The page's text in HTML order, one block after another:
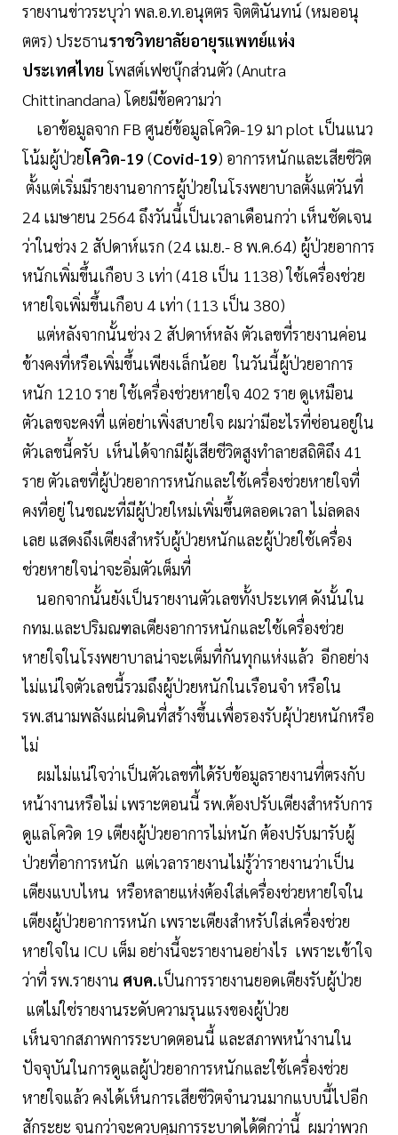
รายงานข่าวระบุว่า พล.อ.ท.อนุตตร จิตตินันทน์ (หมออนุ
ตตร) ประธานราชวิทยาลัยอายุรแพทย์แห่ง
ประเทศไทยโพสต์เฟซบุ๊กส่วนตัว (Anutra
Chittinandana) โดยมีข้อความว่า
เอาข้อมูลจาก FB ศูนย์ข้อมูลโควิด-19 มา plot เป็นแนว
โน้มผู้ป่วยโควิด-19 (Covid-19) อาการหนักและเสียชีวิต
ตั้งแต่เริ่มมีรายงานอาการผู้ป่วยในโรงพยาบาลตั้งแต่วันที่
24 เมษายน 2564 ถึงวันนี้เป็นเวลาเดือนกว่า เห็นชัดเจน
ว่าในช่วง 2 สัปดาห์แรก (24 เม.ย.- 8 พ.ค.64) ผู้ป่วยอาการ
หนักเพิ่มขึ้นเกือบ 3 เท่า (418 เป็น 1138) ใช้เครื่องช่วย
หายใจเพิ่มขึ้นเกือบ 4 เท่า (113 เป็น 380)
แต่หลังจากนั้นช่วง 2 สัปดาห์หลัง ตัวเลขที่รายงานค่อน
ข้างคงที่หรือเพิ่มขึ้นเพียงเล็กน้อย ในวันนี้ผู้ป่วยอาการ
หนัก 1210 ราย ใช้เครื่องช่วยหายใจ 402 ราย ดูเหมือน
ตัวเลขจะคงที่ แต่อย่าเพิ่งสบายใจ ผมว่ามีอะไรที่ซ่อนอยู่ใน
ตัวเลขนี้ครับ เห็นได้จากมีผู้เสียชีวิตสูงทำลายสถิติถึง 41
ราย ตัวเลขที่ผู้ป่วยอาการหนักและใช้เครื่องช่วยหายใจที่
คงที่อยู่ ในขณะที่มีผู้ป่วยใหม่เพิ่มขึ้นตลอดเวลา ไม่ลดลง
เลย แสดงถึงเตียงสำหรับผู้ป่วยหนักและผู้ป่วยใช้เครื่อง
ช่วยหายใจน่าจะอิ่มตัวเต็มที่
นอกจากนั้นยังเป็นรายงานตัวเลขทั้งประเทศ ดังนั้นใน
กทม.และปริมณฑลเตียงอาการหนักและใช้เครื่องช่วย
หายใจในโรงพยาบาลน่าจะเต็มที่กันทุกแห่งแล้ว อีกอย่าง
ไม่แน่ใจตัวเลขนี้รวมถึงผู้ป่วยหนักในเรือนจำ หรือใน
รพ.สนามพลังแผ่นดินที่สร้างขึ้นเพื่อรองรับผุ้ป่วยหนักหรือ
ไม่
ผมไม่แน่ใจว่าเป็นตัวเลขที่ได้รับข้อมูลรายงานที่ตรงกับ
หน้างานหรือไม่ เพราะตอนนี้ รพ.ต้องปรับเตียงสำหรับการ
ดูแลโควิด 19 เตียงผู้ป่วยอาการไม่หนัก ต้องปรับมารับผู้
ป่วยที่อาการหนัก แต่เวลารายงานไม่รู้ว่ารายงานว่าเป็น
เตียงแบบไหน หรือหลายแห่งต้องใส่เครื่องช่วยหายใจใน
เตียงผู้ป่วยอาการหนัก เพราะเตียงสำหรับใส่เครื่องช่วย
หายใจใน ICU เต็ม อย่างนี้จะรายงานอย่างไร เพราะเข้าใจ
ว่าที่ รพ.รายงาน ศบค.เป็นการรายงานยอดเตียงรับผู้ป่วย
แต่ไม่ใช่รายงานระดับความรุนแรงของผู้ป่วย
เห็นจากสภาพการระบาดตอนนี้ และสภาพหน้างานใน
ปัจจุบันในการดูแลผู้ป่วยอาการหนักและใช้เครื่องช่วย
หายใจแล้ว คงได้เห็นการเสียชีวิตจำนวนมากแบบนี้ไปอีก
สักระยะ จนกว่าจะควบคุมการระบาดได้ดีกว่านี้ ผมว่าพวก